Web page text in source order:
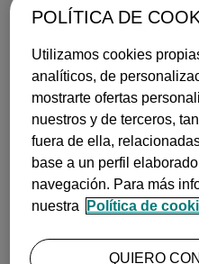
11 de junio, 2014
MÁS LEÍDOS
¿Planeando un viaje al norte? Sigue
POLÍTICA DE
Utilizamos cookies
analíticos, de
mostrarte ofertas
nuestros y de terceros,
fuera de ella,
base a un perfil
navegación. Para más
nuestra
Política de
QUIERO